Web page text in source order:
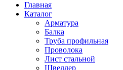
Главная
Каталог
Арматура
Балка
Труба профильная
Проволока
Лист стальной
Швеллер